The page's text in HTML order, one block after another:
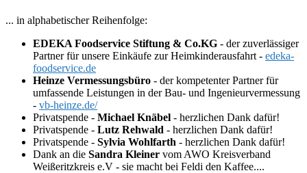
... in alphabetischer Reihenfolge:
EDEKA Foodservice Stiftung & Co.KG - der zuverlässiger
Partner für unsere Einkäufe zur Heimkinderausfahrt - edeka-
foodservice.de
Heinze Vermessungsbüro - der kompetenter Partner für
umfassende Leistungen in der Bau- und Ingenieurvermessung
- vb-heinze.de/
Privatspende - Michael Knäbel - herzlichen Dank dafür!
Privatspende - Lutz Rehwald - herzlichen Dank dafür!
Privatspende - Sylvia Wohlfarth - herzlichen Dank dafür!
Dank an die Sandra Kleiner vom AWO Kreisverband
Weißeritzkreis e.V - sie macht bei Feldi den Kaffee....